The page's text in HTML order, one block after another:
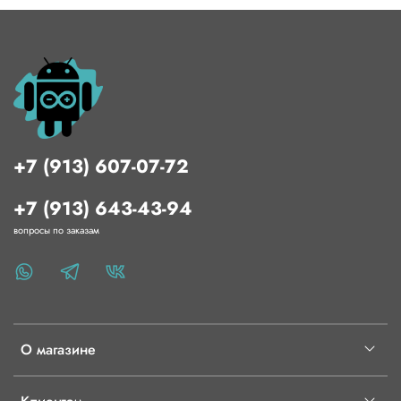
О магазине
+7 (913) 607-07-72
+7 (913) 643-43-94
вопросы по заказам